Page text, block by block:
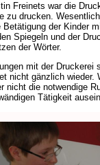
Freinets war die
zu drucken.
Betätigung der Kinder
Spiegeln und der
der Wörter.
mit der Druckerei
nicht gänzlich wieder.
nicht die notwendige
Tätigkeit